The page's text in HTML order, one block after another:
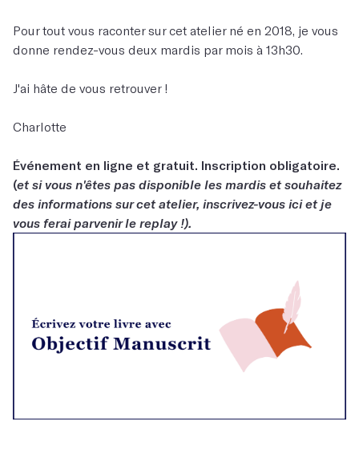
Pour tout vous raconter sur cet atelier né en 2018, je vous
donne rendez-vous deux mardis par mois à 13h30.
J'ai hâte de vous retrouver !
Charlotte
Événement en ligne et gratuit. Inscription obligatoire.
(et si vous n'êtes pas disponible les mardis et souhaitez
des informations sur cet atelier, inscrivez-vous ici et je
vous ferai parvenir le replay !).